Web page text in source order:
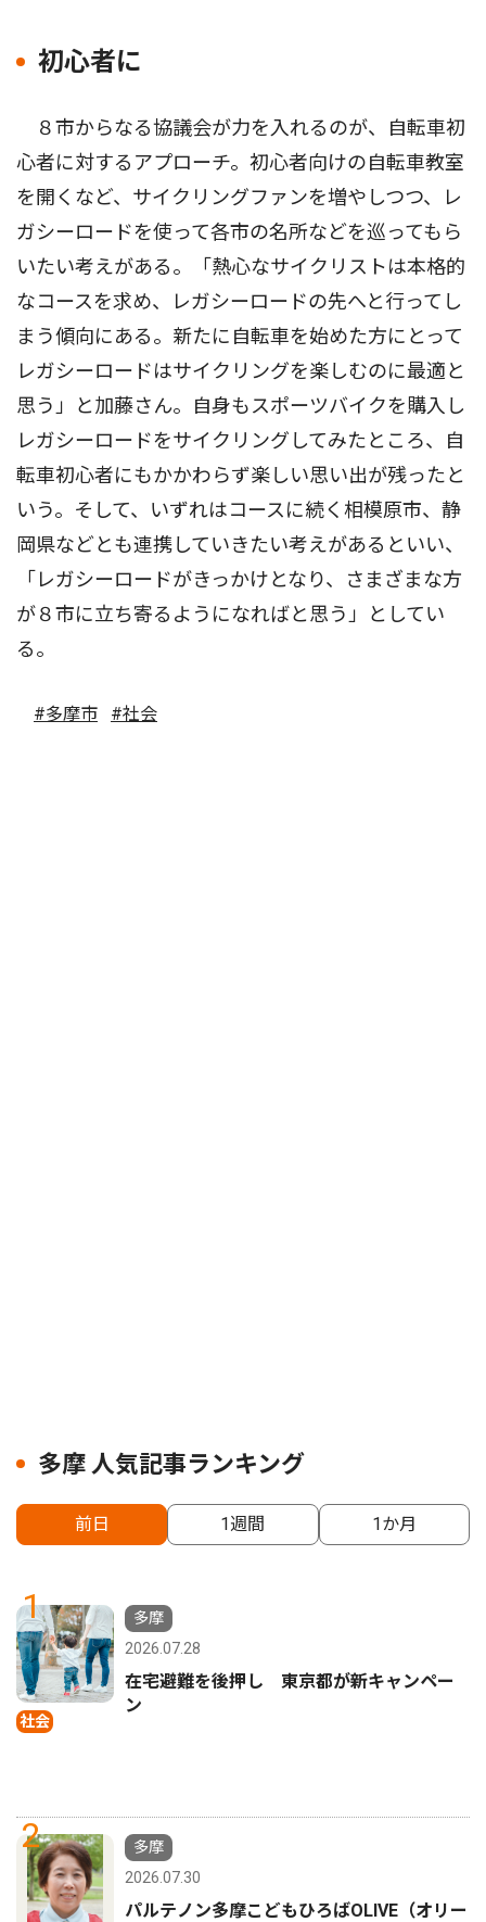
初心者に
８市からなる協議会が力を入れるのが、自転車初
心者に対するアプローチ。初心者向けの自転車教室
を開くなど、サイクリングファンを増やしつつ、レ
ガシーロードを使って各市の名所などを巡ってもら
いたい考えがある。「熱心なサイクリストは本格的
なコースを求め、レガシーロードの先へと行ってし
まう傾向にある。新たに自転車を始めた方にとって
レガシーロードはサイクリングを楽しむのに最適と
思う」と加藤さん。自身もスポーツバイクを購入し
レガシーロードをサイクリングしてみたところ、自
転車初心者にもかかわらず楽しい思い出が残ったと
いう。そして、いずれはコースに続く相模原市、静
岡県などとも連携していきたい考えがあるといい、
「レガシーロードがきっかけとなり、さまざまな方
が８市に立ち寄るようになればと思う」としてい
る。
#多摩市 #社会
多摩 人気記事ランキング
前日 1週間 1か月
1
社会
多摩
2026.07.28
在宅避難を後押し 東京都が新キャンペー
ン
2
多摩
2026.07.30
パルテノン多摩こどもひろばOLIVE（オリー